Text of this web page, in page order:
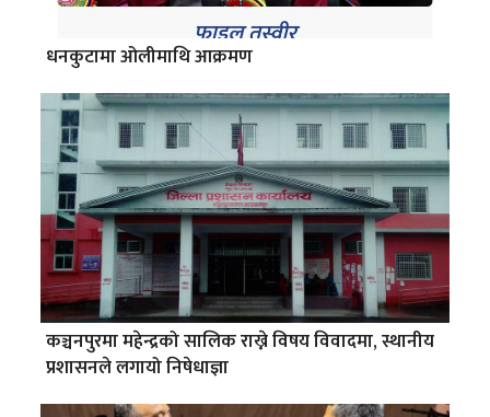
धनकुटामा ओलीमाथि आक्रमण
कञ्चनपुरमा महेन्द्रको सालिक राख्ने विषय विवादमा, स्थानीय
प्रशासनले लगायो निषेधाज्ञा